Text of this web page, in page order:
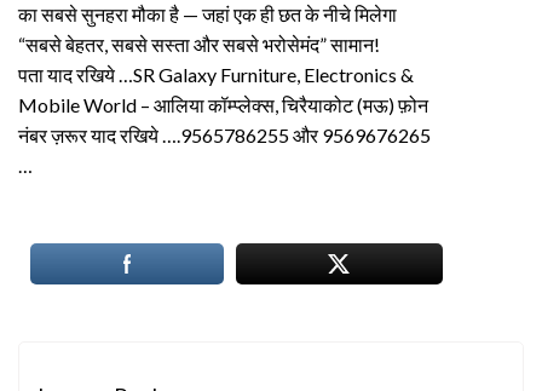
का सबसे सुनहरा मौका है — जहां एक ही छत के नीचे मिलेगा
“सबसे बेहतर, सबसे सस्ता और सबसे भरोसेमंद” सामान!
पता याद रखिये …SR Galaxy Furniture, Electronics &
Mobile World – आलिया कॉम्प्लेक्स, चिरैयाकोट (मऊ) फ़ोन
नंबर ज़रूर याद रखिये ….9565786255 और 9569676265